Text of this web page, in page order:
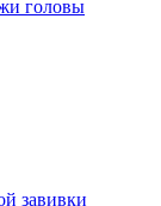
головы
завивки